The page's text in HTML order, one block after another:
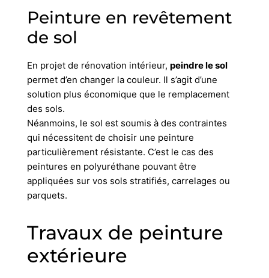
Peinture en revêtement
de sol
En projet de rénovation intérieur, peindre le sol
permet d’en changer la couleur. Il s’agit d’une
solution plus économique que le remplacement
des sols.
Néanmoins, le sol est soumis à des contraintes
qui nécessitent de choisir une peinture
particulièrement résistante. C’est le cas des
peintures en polyuréthane pouvant être
appliquées sur vos sols stratifiés, carrelages ou
parquets.
Travaux de peinture
extérieure